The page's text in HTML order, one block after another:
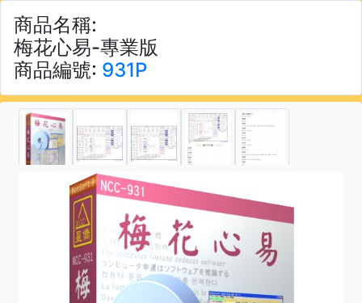
商品名稱:
梅花心易-專業版
商品編號: 931P